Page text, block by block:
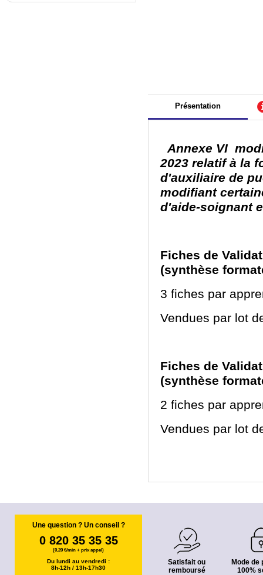
Présentation
Annexe VI
2023 relatif à la
d'auxiliaire de
modifiant
d'aide-soignant
Fiches de
(synthèse
3 fiches par
Vendues par lot
Fiches de
(synthèse
2 fiches par
Vendues par lot
Une question ? Un conseil ?
0 820 35 35 35
(0,20 €/min + prix appel)
Du lundi au vendredi :
8h-12h / 13h-17h30
Satisfait ou
remboursé
Mode de
100%